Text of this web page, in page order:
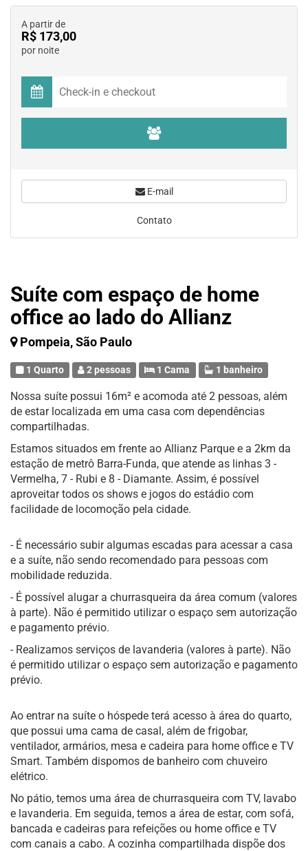
Suíte com espaço de home
office ao lado do Allianz
Pompeia, São Paulo
1 Quarto 2 pessoas 1 Cama 1 banheiro
Nossa suíte possui 16m² e acomoda até 2 pessoas, além
de estar localizada em uma casa com dependências
compartilhadas.
Estamos situados em frente ao Allianz Parque e a 2km da
estação de metrô Barra-Funda, que atende as linhas 3 -
Vermelha, 7 - Rubi e 8 - Diamante. Assim, é possível
aproveitar todos os shows e jogos do estádio com
facilidade de locomoção pela cidade.
- É necessário subir algumas escadas para acessar a casa
e a suíte, não sendo recomendado para pessoas com
mobilidade reduzida.
- É possível alugar a churrasqueira da área comum (valores
à parte). Não é permitido utilizar o espaço sem autorização
e pagamento prévio.
- Realizamos serviços de lavanderia (valores à parte). Não
é permitido utilizar o espaço sem autorização e pagamento
prévio.
Ao entrar na suíte o hóspede terá acesso à área do quarto,
que possui uma cama de casal, além de frigobar,
ventilador, armários, mesa e cadeira para home office e TV
Smart. Também dispomos de banheiro com chuveiro
elétrico.
No pátio, temos uma área de churrasqueira com TV, lavabo
e lavanderia. Em seguida, temos a área de estar, com sofá,
bancada e cadeiras para refeições ou home office e TV
com canais a cabo. A cozinha compartilhada dispõe dos
A partir de
R$ 173,00
por noite
E-mail
Contato